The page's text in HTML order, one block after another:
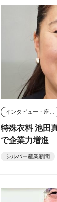
特殊衣料 池田
で企業力増進
シルバー産業新聞